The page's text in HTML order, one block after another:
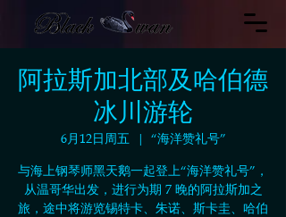
阿拉斯加北部及哈伯德
冰川游轮
6月12日周五
  |
“海洋赞礼号”
与海上钢琴师黑天鹅一起登上“海洋赞礼号”，
从温哥华出发，进行为期 7 晚的阿拉斯加之
旅，途中将游览锡特卡、朱诺、斯卡圭、哈伯